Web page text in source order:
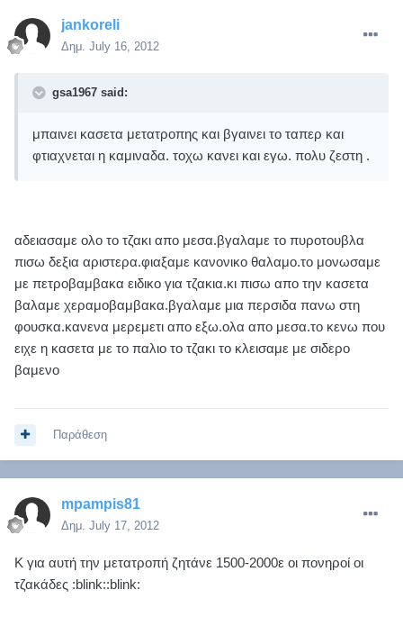
jankoreli
Δημ. July 16, 2012
gsa1967 said:
μπαινει κασετα μετατροπης και βγαινει το ταπερ και
φτιαχνεται η καμιναδα. τοχω κανει και εγω. πολυ ζεστη .
αδειασαμε ολο το τζακι απο μεσα.βγαλαμε το πυροτουβλα
πισω δεξια αριστερα.φιαξαμε κανονικο θαλαμο.το μονωσαμε
με πετροβαμβακα ειδικο για τζακια.κι πισω απο την κασετα
βαλαμε χεραμοβαμβακα.βγαλαμε μια περσιδα πανω στη
φουσκα.κανενα μερεμετι απο εξω.ολα απο μεσα.το κενω που
ειχε η κασετα με το παλιο το τζακι το κλεισαμε με σιδερο
βαμενο
Παράθεση
mpampis81
Δημ. July 17, 2012
Κ για αυτή την μετατροπή ζητάνε 1500-2000ε οι πονηροί οι
τζακάδες :blink::blink: